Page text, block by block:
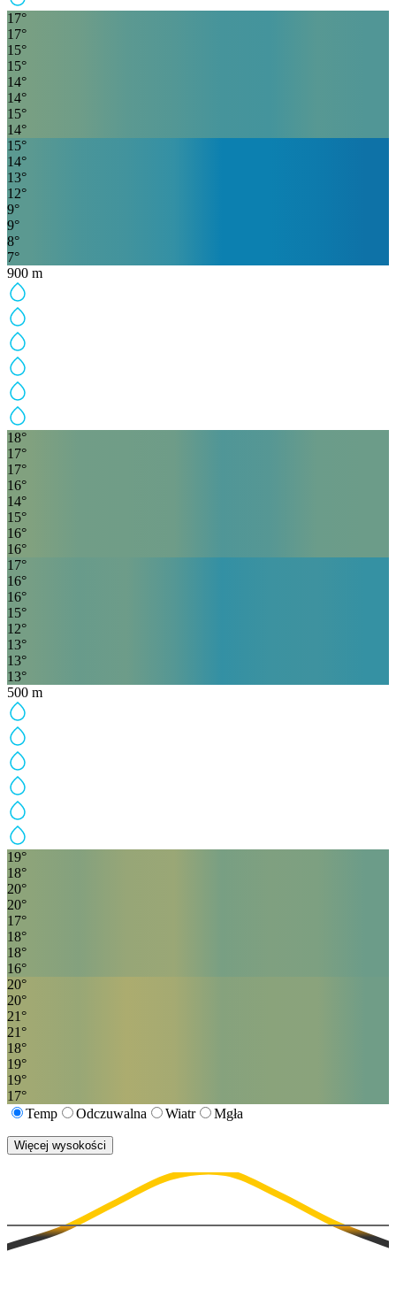
17°
17°
15°
15°
14°
14°
15°
14°
15°
14°
13°
12°
9°
9°
8°
7°
900 m
18°
17°
17°
16°
14°
15°
16°
16°
17°
16°
16°
15°
12°
13°
13°
13°
500 m
19°
18°
20°
20°
17°
18°
18°
16°
20°
20°
21 °
21 °
18°
19°
19°
17°
Temp
Odczuwalna Wiatr Mgła
Więcej wysokości